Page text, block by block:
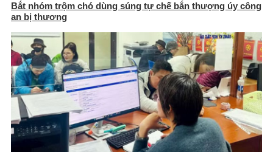
Bắt nhóm trộm chó dùng súng tự chế bắn thượng úy công
an bị thương